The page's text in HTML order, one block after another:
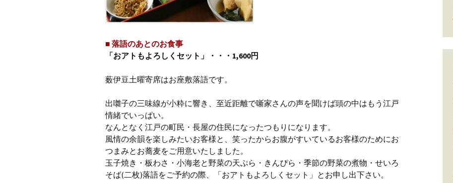
■ 落語のあとのお食事
「おアトもよろしくセット」・・・1,600円
薮伊豆土曜寄席はお座敷落語です。
出囃子の三味線が小粋に響き、至近距離で噺家さんの声を聞けば頭の中はもう江戸
情緒でいっぱい。
なんとなく江戸の町民・長屋の住民になったつもりになります。
風情の余韻を楽しみたいお客様と、笑ったからお腹がすいているお客様のためにお
つまみとお蕎麦をご用意いたしました。
玉子焼き・板わさ・小海老と野菜の天ぷら・きんぴら・季節の野菜の煮物・せいろ
そば(二枚)落語をご予約の際、「おアトもよろしくセット」とお申し出下さい。